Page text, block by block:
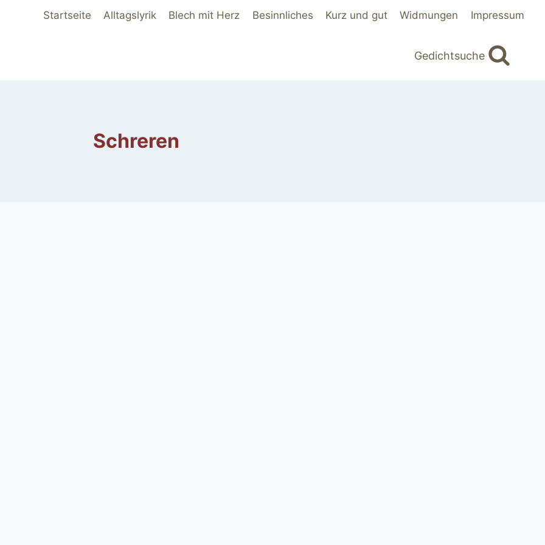
Startseite Alltagslyrik Blech mit Herz Besinnliches Kurz und gut Widmungen Impressum
Gedichtsuche
Schreren